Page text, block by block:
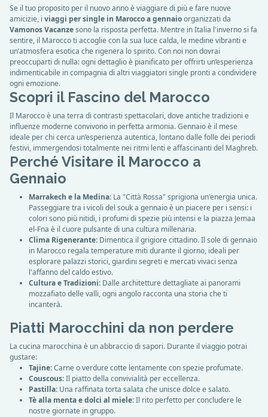
Se il tuo proposito per il nuovo anno è viaggiare di più e fare nuove
amicizie, i viaggi per single in Marocco a gennaioorganizzati da
Vamonos Vacanzesono la risposta perfetta. Mentre in Italia l'inverno si fa
sentire, il Marocco ti accoglie con la sua luce calda, le medine vibranti e
un’atmosfera esotica che rigenera lo spirito. Con noi non dovrai
preoccuparti di nulla: ogni dettaglio è pianificato per offrirti un’esperienza
indimenticabile in compagnia di altri viaggiatori single pronti a condividere
ogni emozione.
Scopri il Fascino del Marocco
Il Marocco è una terra di contrasti spettacolari, dove antiche tradizioni e
influenze moderne convivono in perfetta armonia. Gennaio è il mese
ideale per chi cerca un’esperienza autentica, lontano dalle folle dei periodi
festivi, immergendosi totalmente nei ritmi lenti e affascinanti del Maghreb.
Perché Visitare il Marocco a
Gennaio
Marrakech e la Medina: La "Città Rossa" sprigiona un'energia unica.
Passeggiare tra i vicoli del souk a gennaio è un piacere per i sensi: i
colori sono più nitidi, i profumi di spezie più intensi e la piazza Jemaa
el-Fna è il cuore pulsante di una cultura millenaria.
Clima Rigenerante: Dimentica il grigiore cittadino. Il sole di gennaio
in Marocco regala temperature miti durante il giorno, ideali per
esplorare palazzi storici, giardini segreti e mercati vivaci senza
l'affanno del caldo estivo.
Cultura e Tradizioni: Dalle architetture dettagliate ai panorami
mozzafiato delle valli, ogni angolo racconta una storia che ti
incanterà.
Piatti Marocchini da non perdere
La cucina marocchina è un abbraccio di sapori. Durante il viaggio potrai
gustare:
Tajine:Carne o verdure cotte lentamente con spezie profumate.
Couscous:Il piatto della convivialità per eccellenza.
Pastilla: Una raffinata torta salata che unisce dolce e salato.
Tè alla menta e dolci al miele:Il rito perfetto per concludere le
nostre giornate in gruppo.